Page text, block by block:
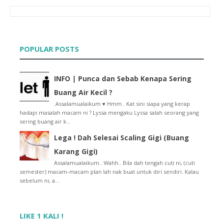
Apabila Netizen Percaya Manusia 'Menghamilkan' Ora...
“Bumbung Rumah Bocor, Peralatan Sekolah Anak Belum...
LATAR Edar 1,000 Kad Touch ‘N Go PERCUMA 25 Disember
'ANTARA HANTU YANG MEL SELALU NAMPAK' [VIRAL]
INFO | 7 Tanda Kamu Ego !
KECOH !! Followers Blog Berkurang .. !
Mark Zuckerberg Kongsi Gambar Anak Bertemakan Star...
Google Malaysia | Carian paling trending bagi tahu...
INFO | Jenis Makanan Penyebab Timbulnya Jerawat
Tak Sedar Jari Hancur
'Gaji Tinggal RM19 Selepas Dipotong PTPTN'
'Hal kematian bukan perkara mainan'- Anak Jins Sha...
Peniaga Vape Dijangka Rugi RM50 Juta
Bermalam di Hotel Rosa Passadena, Cameron Highland
POPULAR POSTS
INFO | Punca dan Sebab Kenapa Sering
Buang Air Kecil ?
.Assalamualaikum ♥ Hmm . Kat sini siapa yang kerap
hadapi masalah macam ni ? Lyssa mengaku Lyssa salah seorang yang
sering buang air k...
Lega ! Dah Selesai Scaling Gigi (Buang
Karang Gigi)
Assalamualaikum.. Wahh.. Bila dah tengah cuti ni, (cuti
semester) macam-macam plan lah nak buat untuk diri sendiri. Kalau
sebelum ni, a...
LIKE 1 KALI !